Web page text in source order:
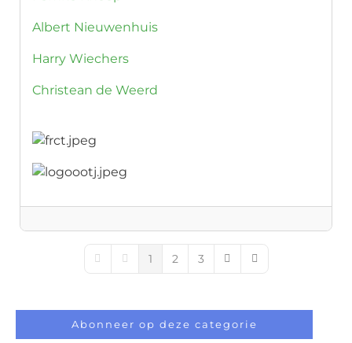
Albert Nieuwenhuis
Harry Wiechers
Christean de Weerd
First PagePrevious Page
1 2 3 Next PageLast Page
Abonneer op deze categorie